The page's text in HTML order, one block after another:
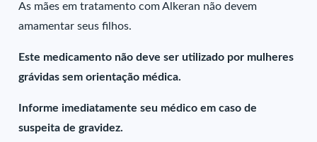
As mães em tratamento com Alkeran não devem
amamentar seus filhos.
Este medicamento não deve ser utilizado por mulheres
grávidas sem orientação médica.
Informe imediatamente seu médico em caso de
suspeita de gravidez.